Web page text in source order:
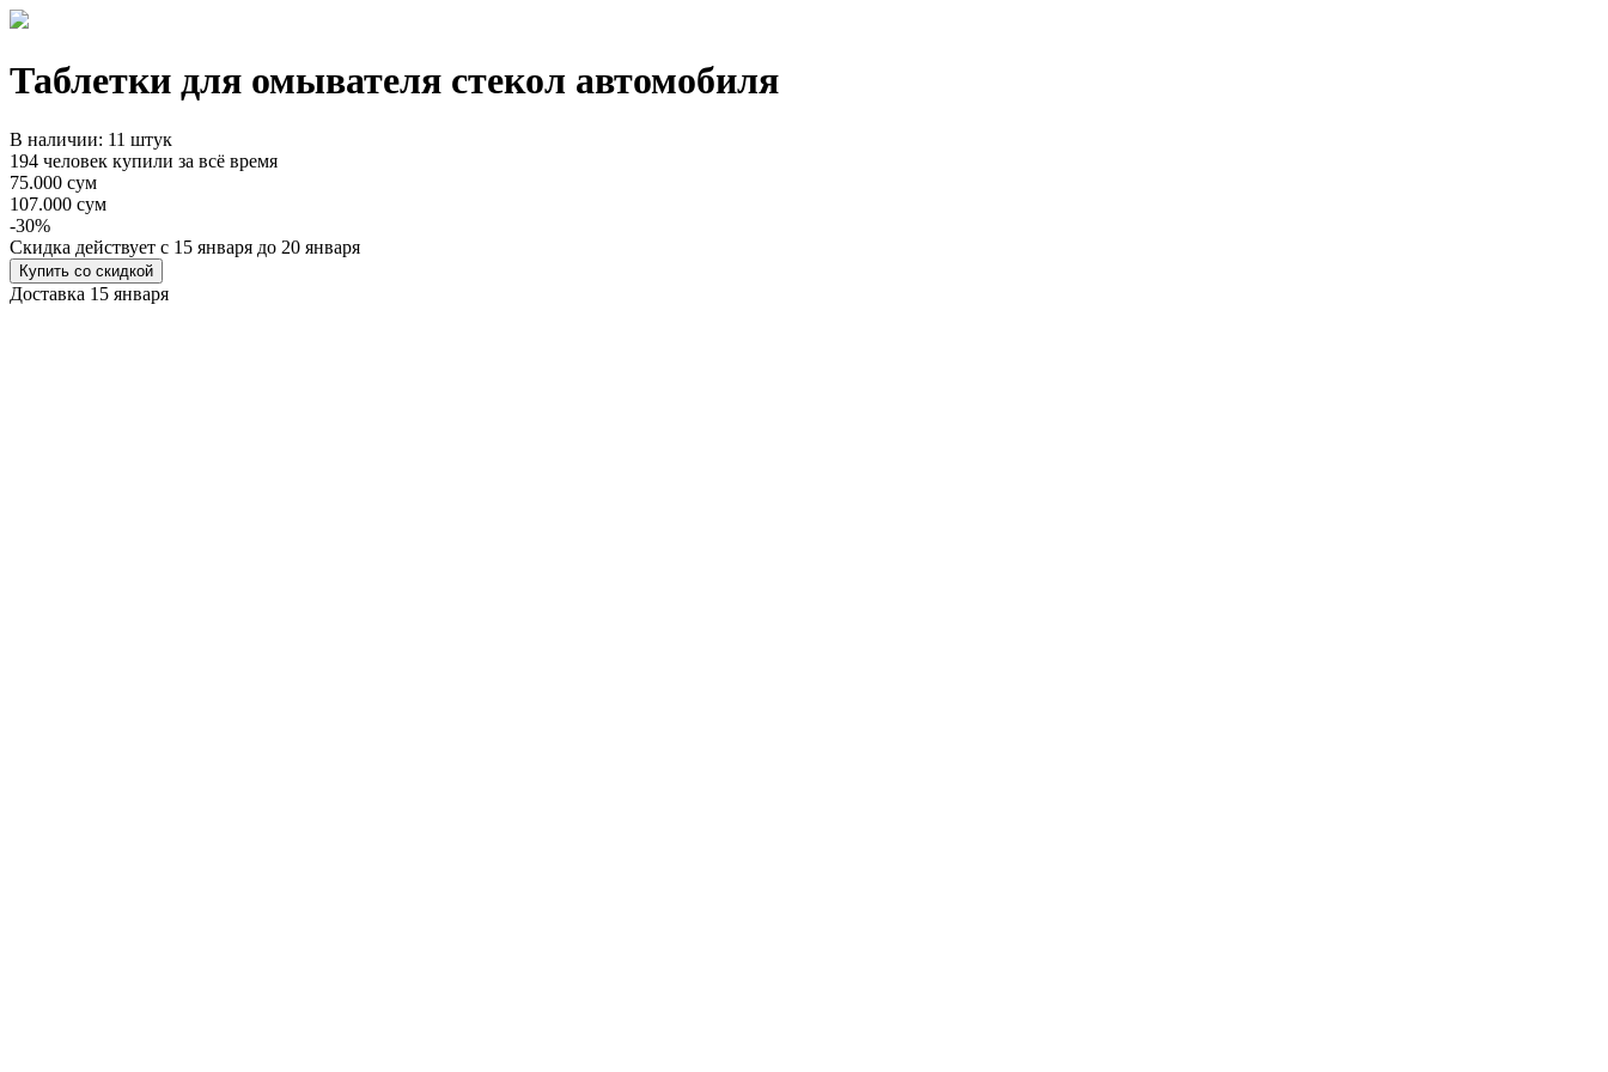
Таблетки для омывателя стекол автомобиля
В наличии: 11 штук
194 человек купили за всё время
75.000 сум
107.000 сум
-30%
Cкидка действует с 15 января до 20 января
Купить со скидкой
Доставка 15 января